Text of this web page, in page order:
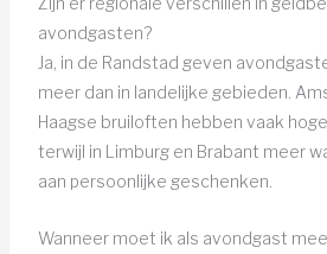
avondgasten?
Ja, in de Randstad geven
meer dan in landelijke gebieden.
Haagse bruiloften hebben vaak
terwijl in Limburg en Brabant meer
aan persoonlijke geschenken.
Wanneer moet ik als avondgast